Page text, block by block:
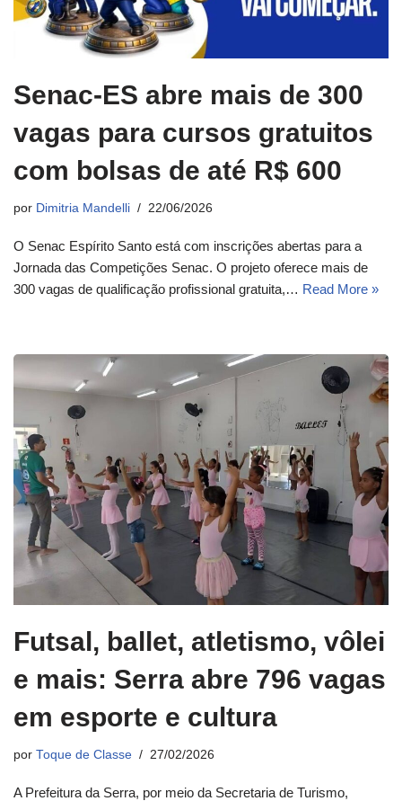
Senac-ES abre mais de 300
vagas para cursos gratuitos
com bolsas de até R$ 600
por Dimitria Mandelli 22/06/2026
O Senac Espírito Santo está com inscrições abertas para a
Jornada das Competições Senac. O projeto oferece mais de
300 vagas de qualificação profissional gratuita,… Read More »
Futsal, ballet, atletismo, vôlei
e mais: Serra abre 796 vagas
em esporte e cultura
por Toque de Classe 27/02/2026
A Prefeitura da Serra, por meio da Secretaria de Turismo,